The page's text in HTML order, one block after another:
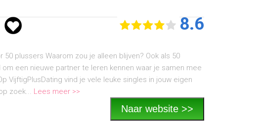
8.6
50 plussers Waarom zou je alleen blijven? Ook als 50
een nieuwe partner te leren kennen waar je samen mee
VijftigPlusDating vind je vele leuke singles in jouw eigen
zoek... Lees meer >>
Naar website >>